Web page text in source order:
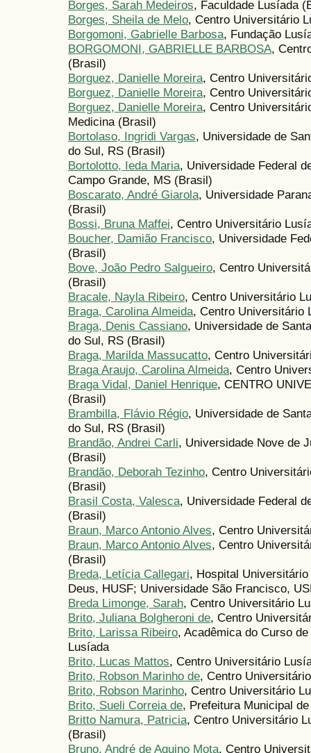
Borges, Sarah Medeiros, Faculdade Lusíada
Borges, Sheila de Melo, Centro Universitário
Borgomoni, Gabrielle Barbosa, Fundação
BORGOMONI, GABRIELLE BARBOSA,
(Brasil)
Borguez, Danielle Moreira, Centro
Borguez, Danielle Moreira, Centro
Borguez, Danielle Moreira, Centro
Medicina (Brasil)
Bortolaso, Ingridi Vargas, Universidade de
do Sul, RS (Brasil)
Bortolotto, Ieda Maria, Universidade Federal
Campo Grande, MS (Brasil)
Boscarato, André Giarola, Universidade
(Brasil)
Bossi, Bruna Maffei, Centro Universitário
Boucher, Damião Francisco, Universidade
(Brasil)
Bove, João Pedro Salgueiro, Centro
(Brasil)
Bracale, Nayla Ribeiro, Centro Universitário
Braga, Carolina Almeida, Centro Universitário
Braga, Denis Cassiano, Universidade de
do Sul, RS (Brasil)
Braga, Marilda Massucatto, Centro
Braga Araujo, Carolina Almeida, Centro
Braga Vidal, Daniel Henrique, CENTRO
(Brasil)
Brambilla, Flávio Régio, Universidade de
do Sul, RS (Brasil)
Brandão, Andrei Carli, Universidade Nove de
(Brasil)
Brandão, Deborah Tezinho, Centro
(Brasil)
Brasil Costa, Valesca, Universidade Federal
(Brasil)
Braun, Marco Antonio Alves, Centro
Braun, Marco Antonio Alves, Centro
(Brasil)
Breda, Letícia Callegari, Hospital
Deus, HUSF; Universidade São Francisco,
Breda Limonge, Sarah, Centro Universitário
Brito, Juliana Bolgheroni de, Centro
Brito, Larissa Ribeiro, Acadêmica do Curso
Lusíada
Brito, Lucas Mattos, Centro Universitário
Brito, Robson Marinho de, Centro
Brito, Robson Marinho, Centro Universitário
Brito, Sueli Correia de, Prefeitura Municipal
Britto Namura, Patricia, Centro Universitário
(Brasil)
Bruno, André de Aquino Mota, Centro